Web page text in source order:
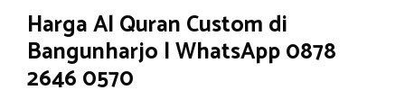
Harga Al Quran Custom di
Bangunharjo | WhatsApp 0878
2646 0570